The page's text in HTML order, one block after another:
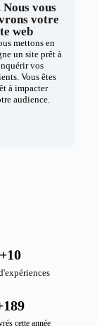
Nous vous
votre
web
mettons en
un site prêt à
vos
Vous êtes
à impacter
audience.
+10
cette année
189